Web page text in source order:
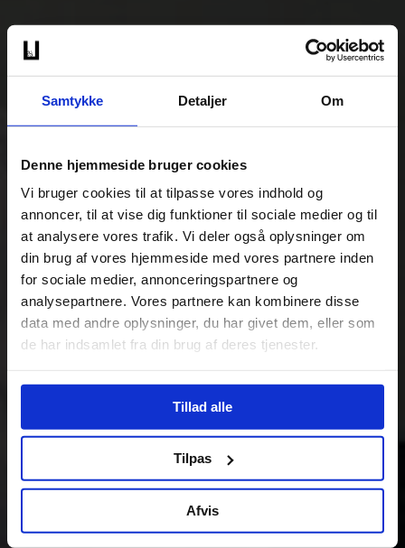
Samtykke Detaljer Om
Denne hjemmeside bruger cookies
Vi bruger cookies til at tilpasse vores indhold og
annoncer, til at vise dig funktioner til sociale medier og til
at analysere vores trafik. Vi deler også oplysninger om
din brug af vores hjemmeside med vores partnere inden
for sociale medier, annonceringspartnere og
analysepartnere. Vores partnere kan kombinere disse
data med andre oplysninger, du har givet dem, eller som
de har indsamlet fra din brug af deres tjenester.
Tillad alle
Tilpas
Afvis